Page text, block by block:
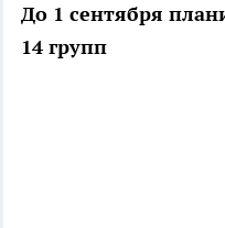
До 1 сентября
14 групп